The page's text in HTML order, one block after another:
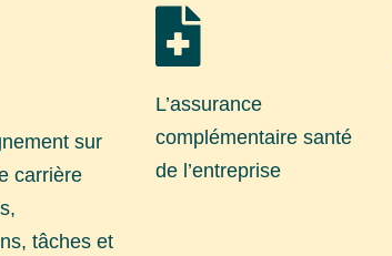
sur
carrière
tâches et

L’assurance
complémentaire santé
de l’entreprise